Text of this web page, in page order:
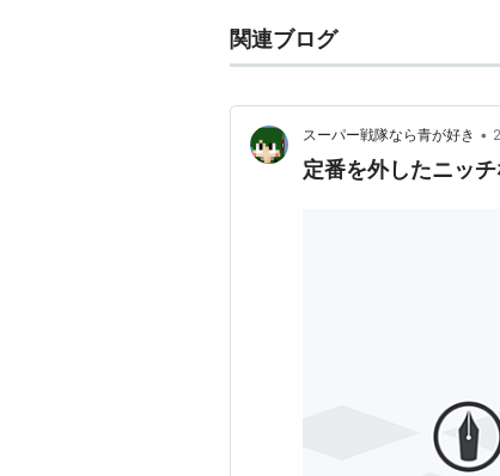
関連ブログ
スーパー戦隊なら青が好き •
定番を外したニッ